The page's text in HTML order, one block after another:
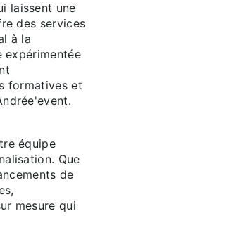
laissent une
des services
à la
expérimentée
formatives et
équipe
Que
de
mesure qui